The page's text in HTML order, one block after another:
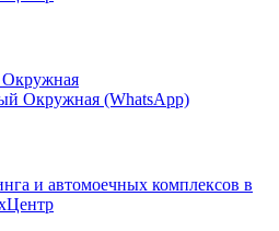
Окружная (WhatsApp)